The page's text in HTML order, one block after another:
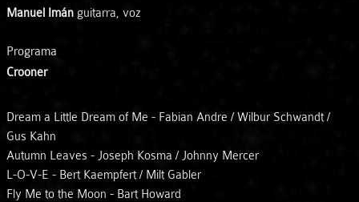
Manuel Imán guitarra, voz
Programa
Crooner
Dream a Little Dream of Me - Fabian Andre / Wilbur Schwandt /
Gus Kahn
Autumn Leaves - Joseph Kosma / Johnny Mercer
L-O-V-E - Bert Kaempfert / Milt Gabler
Fly Me to the Moon - Bart Howard